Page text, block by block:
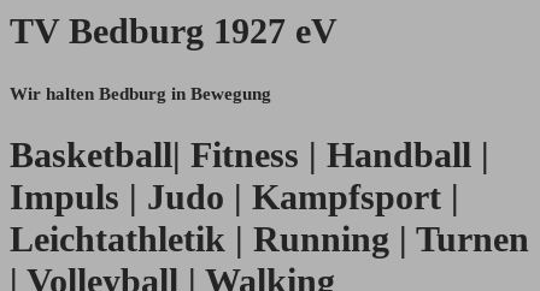
TV Bedburg 1927 eV
Wir halten Bedburg in Bewegung
Basketball| Fitness | Handball |
Impuls | Judo | Kampfsport |
Leichtathletik | Running | Turnen
| Volleyball | Walking